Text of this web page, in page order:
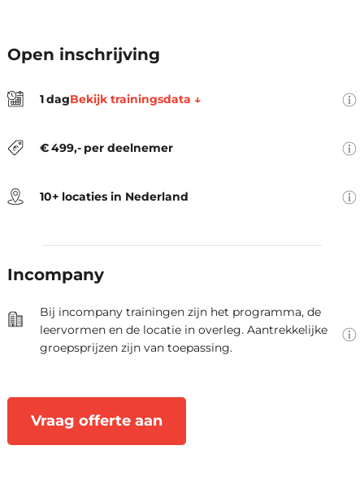
Open inschrijving
1dagBekijk trainingsdata ↓
€499,- per deelnemer
locatie, trainingsmateriaal, lunch,
10+ locaties in Nederland
Groningen, Hengelo, Rotterdam,
Incompany
Bij incompany trainingen zijn het programma, de
leervormen en de locatie in overleg. Aantrekkelijke
groepsprijzen zijn van toepassing.
Vraag offerte aan